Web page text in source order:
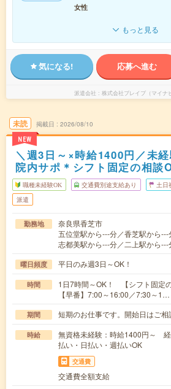
女性
もっと見る
気になる! 応募へ進む
派遣会社 株式会社ブレイブ（マイナ
未読
NEW
掲載日 2026/08/10
＼週3日～×時給1400円／未
院内サポ＊シフト固定の相談
職種未経験OK 交通費別途支給あり 土日
派遣
勤務地
奈良県香芝市
五位堂駅から---分／香芝駅から
志都美駅から---分／二上駅から---
曜日頻度 平日のみ週3日～OK！
時間
1日7時間～OK！ 【シフト固定
【早番】7:00～16:00／7:30～1…
期間 短期のお仕事です。開始日はご
時給
無資格未経験：時給1400円～
払い・日払い・週払いOK
交通費
交通費全額支給